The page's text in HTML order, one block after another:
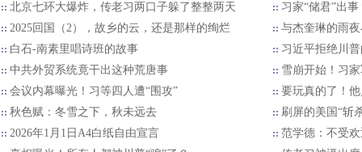
北京七环大爆炸，传老习两口子躲了整整两天
习家“储君”出
2025回国（2），故乡的云，还是那样的绚烂
与杰奎琳的雨
白石-南素里唱诗班的故事
习近平拒绝川普
中共外贸系统竟干出这种荒唐事
雪崩开始！习
会议内幕曝光！习等四人遭“围攻”
要玩真的了！
秋色赋：冬雪之下，秋未远去
刷屏的美国“斩
2026年1月1日A4白纸自由宣言
范学德：不受